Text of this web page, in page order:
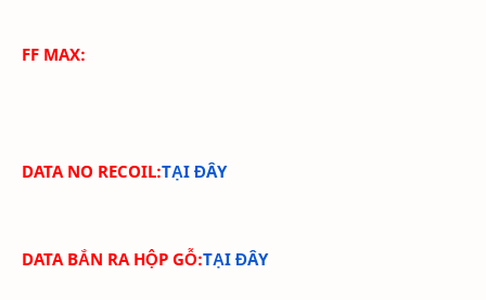
FF MAX:
DATA NO RECOIL:TẠI ĐÂY
DATA BẮN RA HỘP GỖ:TẠI ĐÂY